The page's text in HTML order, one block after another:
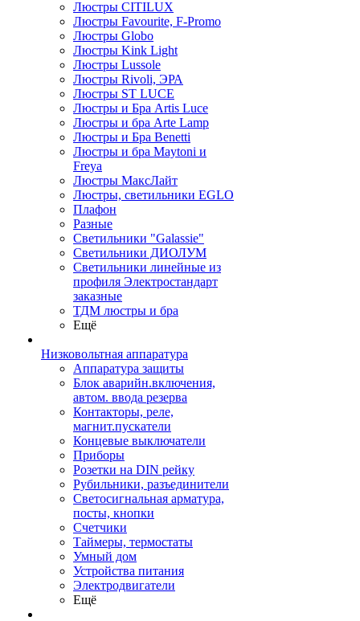
Люстры CITILUX
Люстры Favourite, F-Promo
Люстры Globo
Люстры Kink Light
Люстры Lussole
Люстры Rivoli, ЭРА
Люстры ST LUCE
Люстры и Бра Artis Luce
Люстры и бра Arte Lamp
Люстры и Бра Benetti
Люстры и бра Maytoni и
Freya
Люстры МаксЛайт
Люстры, светильники EGLO
Плафон
Разные
Светильники "Galassie"
Светильники ДИОЛУМ
Светильники линейные из
профиля Электростандарт
заказные
ТДМ люстры и бра
Ещё
Низковольтная аппаратура
Аппаратура защиты
Блок аварийн.включения,
автом. ввода резерва
Контакторы, реле,
магнит.пускатели
Концевые выключатели
Приборы
Розетки на DIN рейку
Рубильники, разъединители
Светосигнальная арматура,
посты, кнопки
Счетчики
Таймеры, термостаты
Умный дом
Устройства питания
Электродвигатели
Ещё